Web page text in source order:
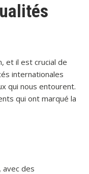
et il est crucial de
internationales
qui nous entourent.
qui ont marqué la
avec des